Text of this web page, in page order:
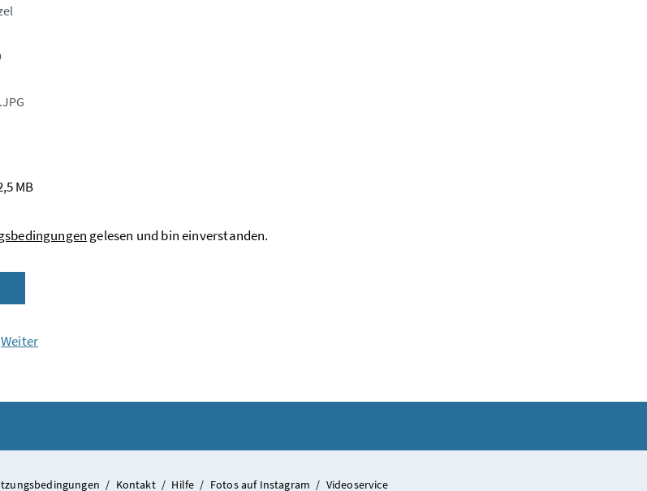
MB
gelesen und bin einverstanden.
Weiter
/ Kontakt / Hilfe / Fotos auf Instagram / Videoservice